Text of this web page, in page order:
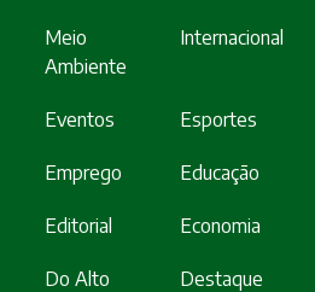
Meio
Ambiente
Internacional
Eventos Esportes
Emprego Educação
Editorial Economia
Do Alto Destaque